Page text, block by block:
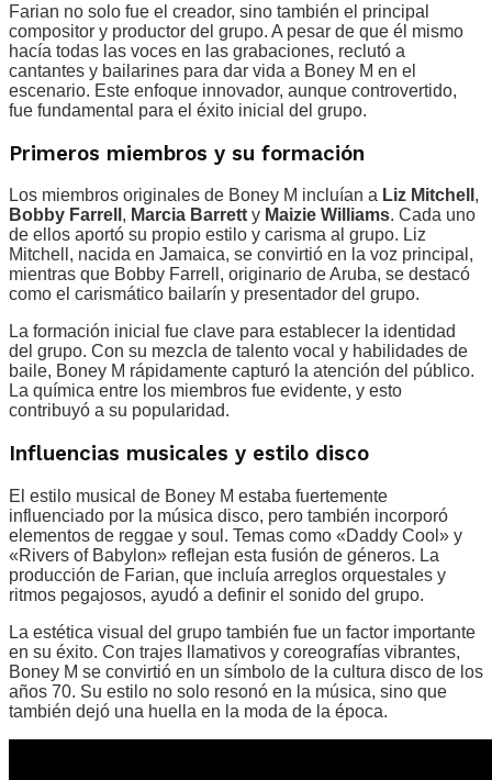
Farian no solo fue el creador, sino también el principal
compositor y productor del grupo. A pesar de que él mismo
hacía todas las voces en las grabaciones, reclutó a
cantantes y bailarines para dar vida a Boney M en el
escenario. Este enfoque innovador, aunque controvertido,
fue fundamental para el éxito inicial del grupo.
Primeros miembros y su formación
Los miembros originales de Boney M incluían a Liz Mitchell ,
Bobby Farrell , Marcia Barrett y Maizie Williams. Cada uno
de ellos aportó su propio estilo y carisma al grupo. Liz
Mitchell, nacida en Jamaica, se convirtió en la voz principal,
mientras que Bobby Farrell, originario de Aruba, se destacó
como el carismático bailarín y presentador del grupo.
La formación inicial fue clave para establecer la identidad
del grupo. Con su mezcla de talento vocal y habilidades de
baile, Boney M rápidamente capturó la atención del público.
La química entre los miembros fue evidente, y esto
contribuyó a su popularidad.
Influencias musicales y estilo disco
El estilo musical de Boney M estaba fuertemente
influenciado por la música disco, pero también incorporó
elementos de reggae y soul. Temas como «Daddy Cool» y
«Rivers of Babylon» reflejan esta fusión de géneros. La
producción de Farian, que incluía arreglos orquestales y
ritmos pegajosos, ayudó a definir el sonido del grupo.
La estética visual del grupo también fue un factor importante
en su éxito. Con trajes llamativos y coreografías vibrantes,
Boney M se convirtió en un símbolo de la cultura disco de los
años 70. Su estilo no solo resonó en la música, sino que
también dejó una huella en la moda de la época.